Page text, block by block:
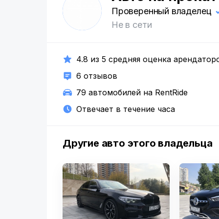
Проверенный владелец
Не в сети
4.8 из 5 средняя оценка
6 отзывов
79 автомобилей на RentRide
Отвечает в течение часа
Другие авто этого владельца